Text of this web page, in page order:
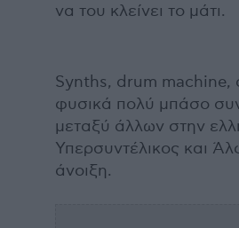
να του κλείνει το μάτι.
Synths, drum machine,
φυσικά πολύ μπάσο
μεταξύ άλλων στην
Υπερσυντέλικος και
άνοιξη.